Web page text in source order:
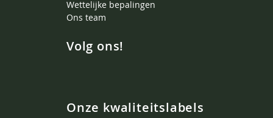
Wettelijke bepalingen
Ons team
Volg ons!
Onze kwaliteitslabels